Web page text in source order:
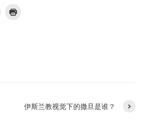
伊斯兰教视觉下的撒旦是谁？